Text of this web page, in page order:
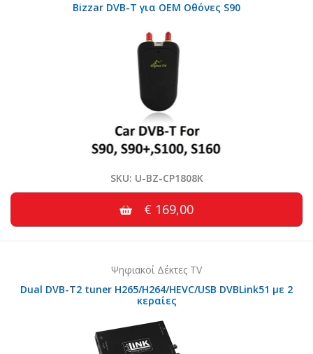
Bizzar DVB-T για OEM Οθόνες S90
SKU: U-BZ-CP1808K
€ 169,00
Ψηφιακοί Δέκτες TV
Dual DVB-T2 tuner H265/H264/HEVC/USB DVBLink51 με 2
κεραίες